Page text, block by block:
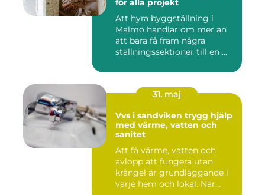
för alla projekt
Att hyra byggställning i
Malmö handlar om mer än
att bara få fram några
ställningssektioner till en ...
31. maj
Vvs i sandviken trygg hjälp
med värme, vatten och
sanitet
Att få värme, vatten och
avlopp att fungera utan
krångel är grundläggande i
varje hem och lokal. När...